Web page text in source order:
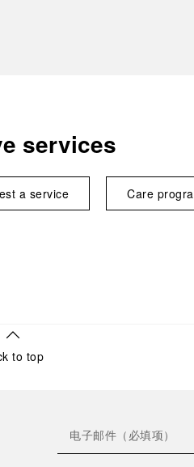
services
a service Care
to top